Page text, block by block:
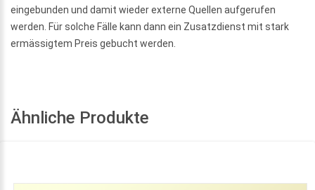
eingebunden und damit wieder externe Quellen aufgerufen
werden. Für solche Fälle kann dann ein Zusatzdienst mit stark
ermässigtem Preis gebucht werden.
Ähnliche Produkte